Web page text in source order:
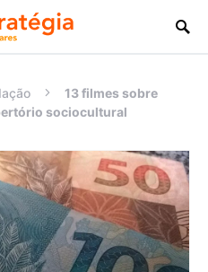
13 filmes sobre
sociocultural